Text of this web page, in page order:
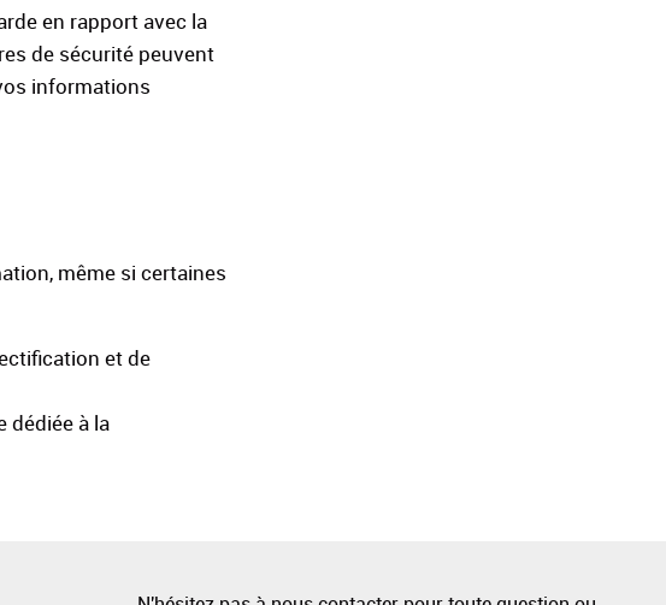
en rapport avec la
de sécurité peuvent
informations
même si certaines
et de
dédiée à la